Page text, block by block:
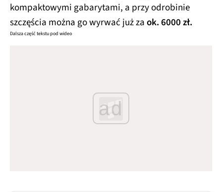
kompaktowymi gabarytami, a przy odrobinie
szczęścia można go wyrwać już zaok. 6000 zł.
Dalsza część tekstu pod wideo
ad